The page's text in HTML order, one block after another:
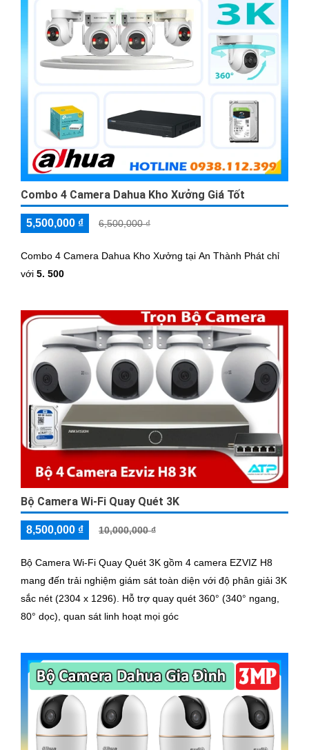
Combo 4 Camera Dahua Kho Xưởng Giá Tốt
5,500,000 ₫ 6,500,000 ₫
Combo 4 Camera Dahua Kho Xưởng tại An Thành Phát chỉ
với 5. 500
Bộ Camera Wi-Fi Quay Quét 3K
8,500,000 ₫ 10,000,000 ₫
Bộ Camera Wi-Fi Quay Quét 3K gồm 4 camera EZVIZ H8
mang đến trải nghiệm giám sát toàn diện với độ phân giải 3K
sắc nét (2304 x 1296). Hỗ trợ quay quét 360° (340° ngang,
80° dọc), quan sát linh hoạt mọi góc